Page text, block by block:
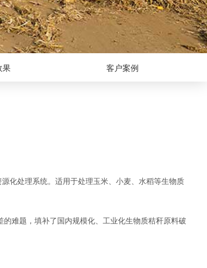
果 客户案例
化处理系统。适用于处理玉米、小麦、水稻等生物质
难题，填补了国内规模化、工业化生物质秸秆原料破